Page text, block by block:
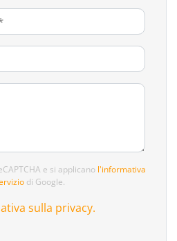
e si applicano l'informativa
di Google.
sulla privacy.